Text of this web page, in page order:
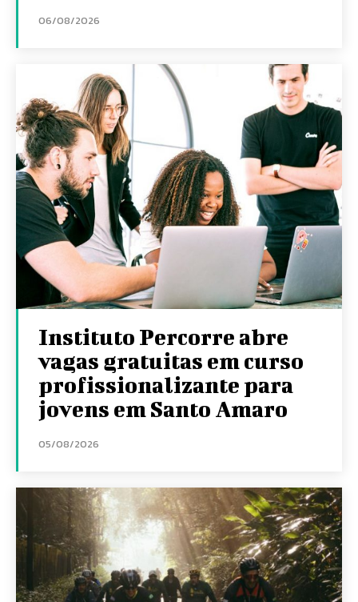
06/08/2026
Instituto Percorre abre
vagas gratuitas em curso
profissionalizante para
jovens em Santo Amaro
05/08/2026